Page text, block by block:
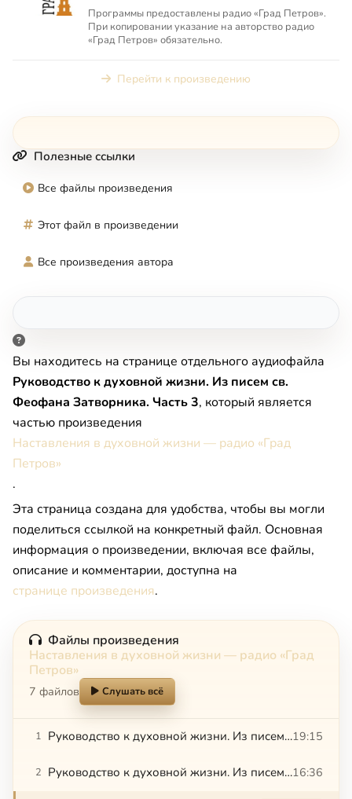
Программы предоставлены радио «Град Петров».
При копировании указание на авторство радио
«Град Петров» обязательно.
Перейти к произведению
Полезные ссылки
Все файлы произведения
Этот файл в произведении
Все произведения автора
Вы находитесь на странице отдельного аудиофайла
Руководство к духовной жизни. Из писем св.
Феофана Затворника. Часть 3, который является
частью произведения
Наставления в духовной жизни — радио «Град
Петров»
.
Эта страница создана для удобства, чтобы вы могли
поделиться ссылкой на конкретный файл. Основная
информация о произведении, включая все файлы,
описание и комментарии, доступна на
странице произведения.
Файлы произведения
Наставления в духовной жизни — радио «Град
Петров»
7 файлов Слушать всё
1 Руководство к духовной жизни. Из писем св. Феофана Затворника. Часть 119:15
2 Руководство к духовной жизни. Из писем св. Феофана Затворника. Часть 216:36